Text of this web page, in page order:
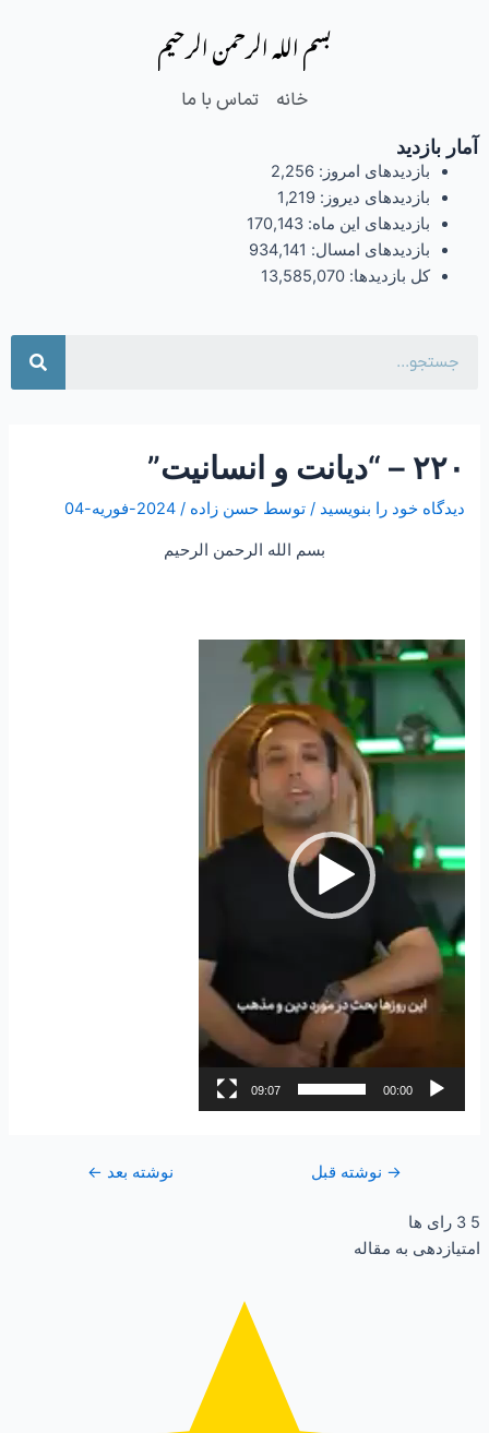
بسم الله الرحمن الرحیم
خانه تماس با ما
آمار بازدید
بازدیدهای امروز: 2,256
بازدیدهای دیروز: 1,219
بازدیدهای این ماه: 170,143
بازدیدهای امسال: 934,141
کل بازدیدها: 13,585,070
۲۲۰ – “دیانت و انسانیت”
دیدگاه‌ خود را بنویسید / توسطحسن زاده/2024-فوریه-04
بسم الله الرحمن الرحیم
نمایشگر
ویدیو
00:00
09:07
→ نوشته قبل نوشته بعد ←
5
3 رای ها
امتیازدهی به مقاله